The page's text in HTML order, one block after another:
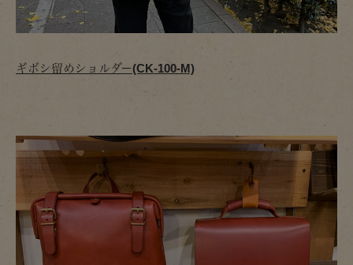
ギボシ留めショルダー(CK-100-M)